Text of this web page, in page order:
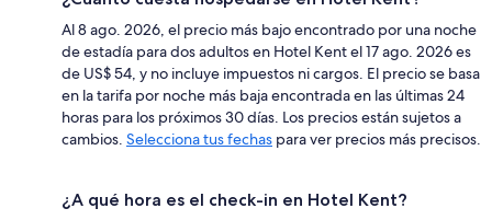
Al 8 ago. 2026, el precio más bajo encontrado por una noche
de estadía para dos adultos en Hotel Kent el 17 ago. 2026 es
de US$ 54, y no incluye impuestos ni cargos. El precio se basa
en la tarifa por noche más baja encontrada en las últimas 24
horas para los próximos 30 días. Los precios están sujetos a
cambios. Selecciona tus fechas para ver precios más precisos.
¿A qué hora es el check-in en Hotel Kent?